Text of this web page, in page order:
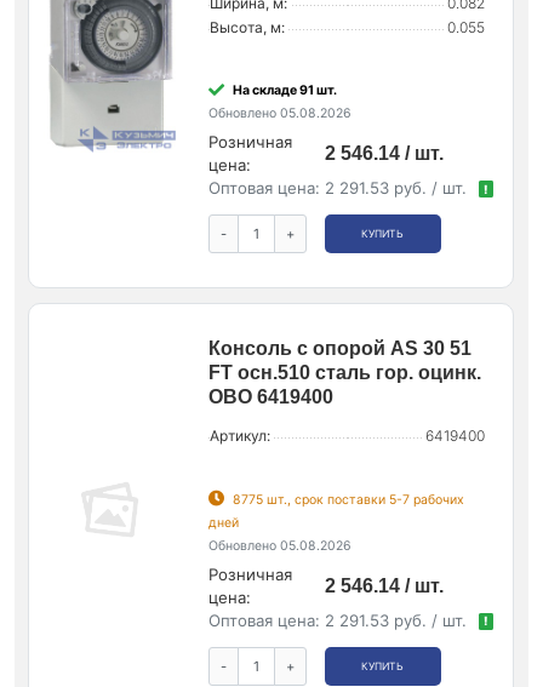
Высота, м:
0.055
На складе 91 шт.
Обновлено 05.08.2026
Розничная
цена:
2 546.14 / шт.
Оптовая цена: 2 291.53 руб. / шт. !
- + КУПИТЬ
Консоль с опорой AS 30 51
FT осн.510 сталь гор. оцинк.
OBO 6419400
Артикул: 6419400
8775 шт., срок поставки 5-7 рабочих
дней
Обновлено 05.08.2026
Розничная
цена:
2 546.14 / шт.
Оптовая цена: 2 291.53 руб. / шт. !
- + КУПИТЬ